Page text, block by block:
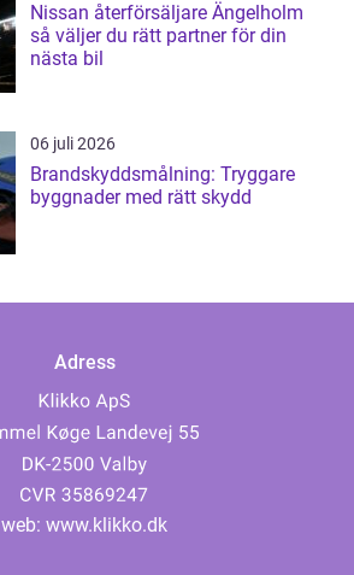
Nissan återförsäljare Ängelholm
så väljer du rätt partner för din
nästa bil
06 juli 2026
Brandskyddsmålning: Tryggare
byggnader med rätt skydd
Adress
web: www.klikko.dk